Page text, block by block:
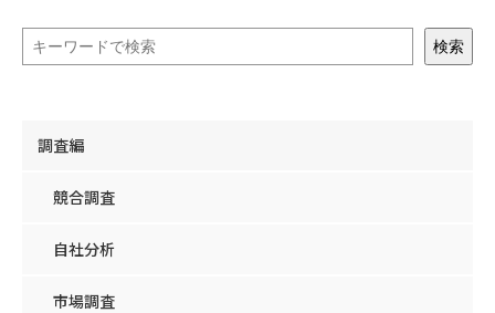
検索
調査編
競合調査
自社分析
市場調査